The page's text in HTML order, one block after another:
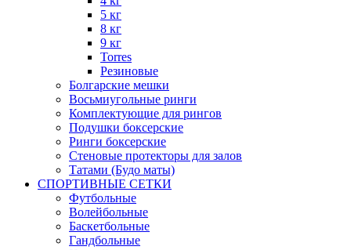
5 кг
8 кг
9 кг
Torres
Резиновые
Болгарские мешки
Восьмиугольные ринги
Комплектующие для рингов
Подушки боксерские
Ринги боксерские
Стеновые протекторы для залов
Татами (Будо маты)
СПОРТИВНЫЕ СЕТКИ
Футбольные
Волейбольные
Баскетбольные
Гандбольные